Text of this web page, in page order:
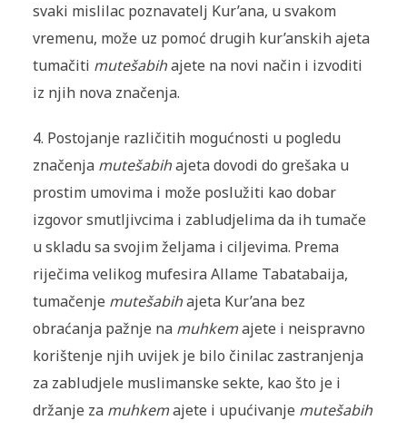
svaki mislilac poznavatelj Kur’ana, u svakom
vremenu, može uz pomoć drugih kur’anskih ajeta
tumačiti mutešabihajete na novi način i izvoditi
iz njih nova značenja.
4. Postojanje različitih mogućnosti u pogledu
značenja mutešabihajeta dovodi do grešaka u
prostim umovima i može poslužiti kao dobar
izgovor smutljivcima i zabludjelima da ih tumače
u skladu sa svojim željama i ciljevima. Prema
riječima velikog mufesira Allame Tabatabaija,
tumačenje mutešabihajeta Kur’ana bez
obraćanja pažnje namuhkemajete i neispravno
korištenje njih uvijek je bilo činilac zastranjenja
za zabludjele muslimanske sekte, kao što je i
držanje za muhkemajete i upućivanje mutešabih